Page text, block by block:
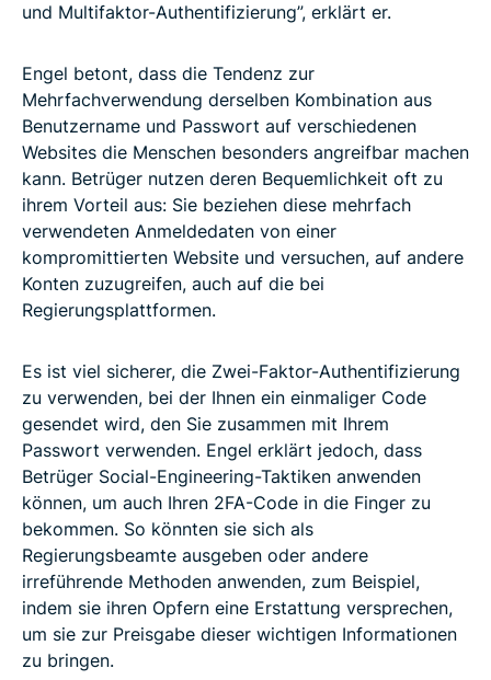
und Multifaktor-Authentifizierung”, erklärt er.
Engel betont, dass die Tendenz zur
Mehrfachverwendung derselben Kombination aus
Benutzername und Passwort auf verschiedenen
Websites die Menschen besonders angreifbar machen
kann. Betrüger nutzen deren Bequemlichkeit oft zu
ihrem Vorteil aus: Sie beziehen diese mehrfach
verwendeten Anmeldedaten von einer
kompromittierten Website und versuchen, auf andere
Konten zuzugreifen, auch auf die bei
Regierungsplattformen.
Es ist viel sicherer, die Zwei-Faktor-Authentifizierung
zu verwenden, bei der Ihnen ein einmaliger Code
gesendet wird, den Sie zusammen mit Ihrem
Passwort verwenden. Engel erklärt jedoch, dass
Betrüger Social-Engineering-Taktiken anwenden
können, um auch Ihren 2FA-Code in die Finger zu
bekommen. So könnten sie sich als
Regierungsbeamte ausgeben oder andere
irreführende Methoden anwenden, zum Beispiel,
indem sie ihren Opfern eine Erstattung versprechen,
um sie zur Preisgabe dieser wichtigen Informationen
zu bringen.